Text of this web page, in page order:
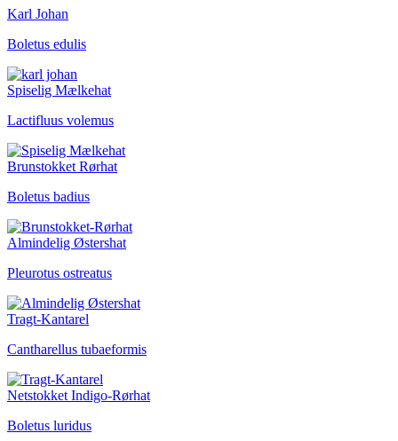
Karl Johan
Boletus edulis
Spiselig Mælkehat
Lactifluus volemus
Brunstokket Rørhat
Boletus badius
Almindelig Østershat
Pleurotus ostreatus
Tragt-Kantarel
Cantharellus tubaeformis
Netstokket Indigo-Rørhat
Boletus luridus